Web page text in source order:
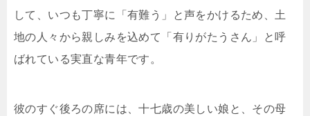
して、いつも丁寧に「有難う」と声をかけるため、土
地の人々から親しみを込めて「有りがたうさん」と呼
ばれている実直な青年です。
彼のすぐ後ろの席には、十七歳の美しい娘と、その母